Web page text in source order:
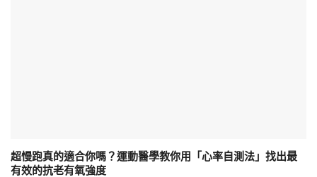
超慢跑真的適合你嗎？運動醫學教你用「心率自測法」找出最
有效的抗老有氧強度